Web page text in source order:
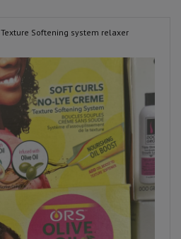
Texture Softening system relaxer